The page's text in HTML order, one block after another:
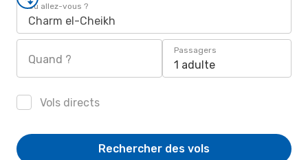
Où allez-vous ?
Charm el-Cheikh
Quand ?
Passagers
1 adulte
Vols directs
Rechercher des vols